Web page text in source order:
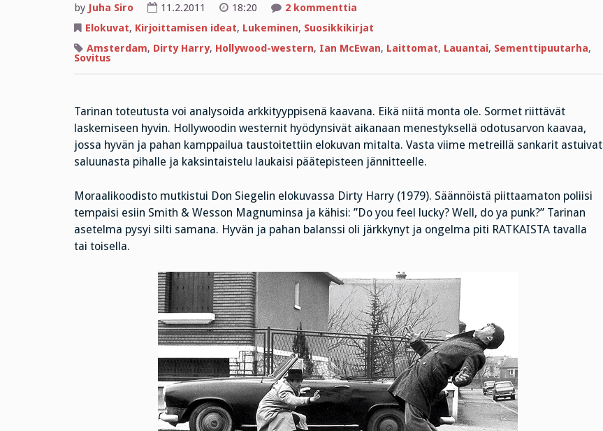
by Juha Siro 11.2.2011 18:20 2 kommenttiaartikkeliin
ja
pahikset
Elokuvat, Kirjoittamisen ideat, Lukeminen, Suosikkikirjat
Amsterdam, Dirty Harry, Hollywood-western, Ian McEwan, Laittomat, Lauantai, Sementtipuutarha,
Sovitus
Tarinan toteutusta voi analysoida arkkityyppisenä kaavana. Eikä niitä monta ole. Sormet riittävät
laskemiseen hyvin. Hollywoodin westernit hyödynsivät aikanaan menestyksellä odotusarvon kaavaa,
jossa hyvän ja pahan kamppailua taustoitettiin elokuvan mitalta. Vasta viime metreillä sankarit astuivat
saluunasta pihalle ja kaksintaistelu laukaisi päätepisteen jännitteelle.
Moraalikoodisto mutkistui Don Siegelin elokuvassa Dirty Harry (1979). Säännöistä piittaamaton poliisi
tempaisi esiin Smith & Wesson Magnuminsa ja kähisi: ”Do you feel lucky? Well, do ya punk?” Tarinan
asetelma pysyi silti samana. Hyvän ja pahan balanssi oli järkkynyt ja ongelma piti RATKAISTA tavalla
tai toisella.